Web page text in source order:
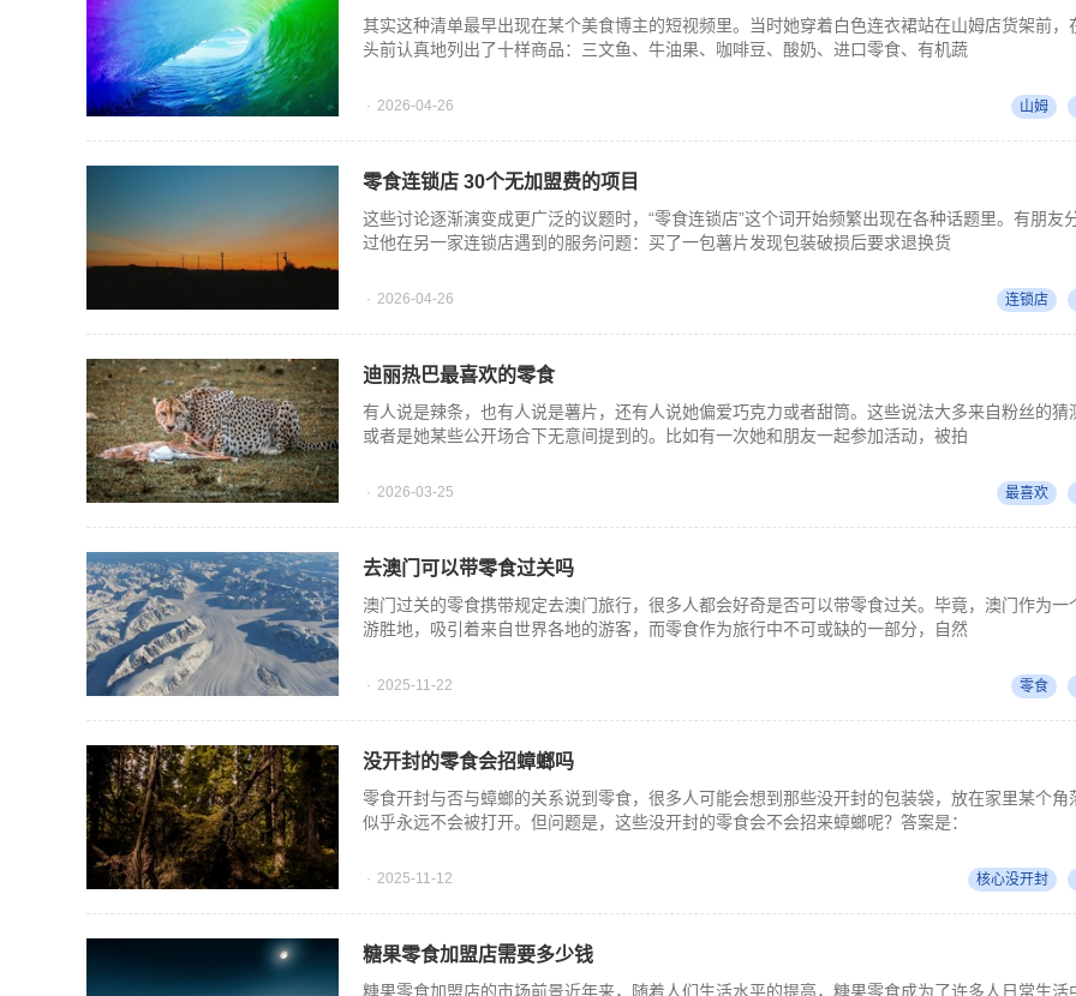
其实这种清单最早出现在某个美食博主的短视频里。当时她穿着白色连衣裙站在山姆店货架前，
头前认真地列出了十样商品：三文鱼、牛油果、咖啡豆、酸奶、进口零食、有机蔬
2026-04-26 山姆
零食连锁店 30个无加盟费的项目
这些讨论逐渐演变成更广泛的议题时，“零食连锁店”这个词开始频繁出现在各种话题里。有朋友
过他在另一家连锁店遇到的服务问题：买了一包薯片发现包装破损后要求退换货
2026-04-26 连锁店
迪丽热巴最喜欢的零食
有人说是辣条，也有人说是薯片，还有人说她偏爱巧克力或者甜筒。这些说法大多来自粉丝的猜
或者是她某些公开场合下无意间提到的。比如有一次她和朋友一起参加活动，被拍
2026-03-25 最喜欢
去澳门可以带零食过关吗
澳门过关的零食携带规定去澳门旅行，很多人都会好奇是否可以带零食过关。毕竟，澳门作为一
游胜地，吸引着来自世界各地的游客，而零食作为旅行中不可或缺的一部分，自然
2025-11-22 零食
没开封的零食会招蟑螂吗
零食开封与否与蟑螂的关系说到零食，很多人可能会想到那些没开封的包装袋，放在家里某个角
似乎永远不会被打开。但问题是，这些没开封的零食会不会招来蟑螂呢？答案是：
2025-11-12 核心没开封
糖果零食加盟店需要多少钱
糖果零食加盟店的市场前景近年来，随着人们生活水平的提高，糖果零食成为了许多人日常生活